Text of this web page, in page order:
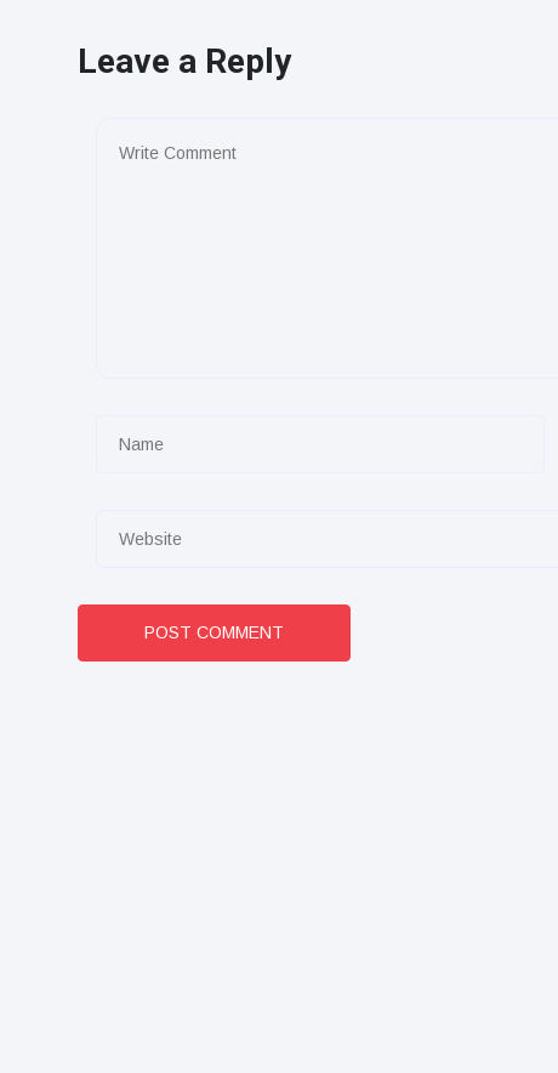
Leave a Reply
POST COMMENT